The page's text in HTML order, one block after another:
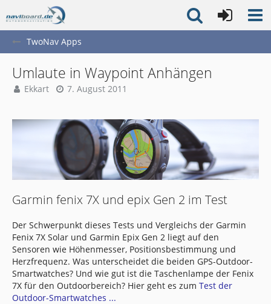
TwoNav Apps
Umlaute in Waypoint Anhängen
Ekkart 7. August 2011
Garmin fenix 7X und epix Gen 2 im Test
Der Schwerpunkt dieses Tests und Vergleichs der Garmin
Fenix 7X Solar und Garmin Epix Gen 2 liegt auf den
Sensoren wie Höhenmesser, Positionsbestimmung und
Herzfrequenz. Was unterscheidet die beiden GPS-Outdoor-
Smartwatches? Und wie gut ist die Taschenlampe der Fenix
7X für den Outdoorbereich? Hier geht es zum Test der
Outdoor-Smartwatches ...